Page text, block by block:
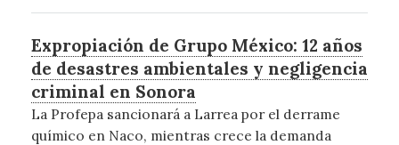
Expropiación de Grupo México: 12 años
de desastres ambientales y negligencia
criminal en Sonora
La Profepa sancionará a Larrea por el derrame
químico en Naco, mientras crece la demanda